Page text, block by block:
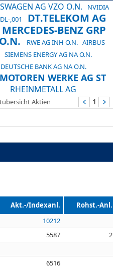
AG VZO O.N.
NVIDIA
,001
DT.TELEKOM AG
MERCEDES-BENZ GRP
RWE AG INH O.N. AIRBUS
SIEMENS ENERGY AG NA O.N.
DEUTSCHE BANK AG NA O.N.
WERKE AG ST
RHEINMETALL AG
Aktien 1
Akt.-/Indexanl.
Rohst.-Anl.
10212
5587
2
6516